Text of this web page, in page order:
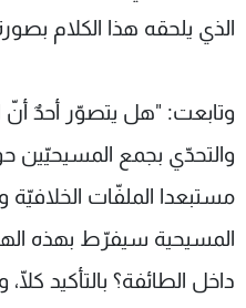
الذي يلحقه هذا الكلام
وتابعت: "هل يتصوّر أحدٌ أنّ
والتحدّي بجمع المسيحيّين
مستبعدا الملفّات
المسيحية سيفرّط بهذه
داخل الطائفة؟ بالتأكيد